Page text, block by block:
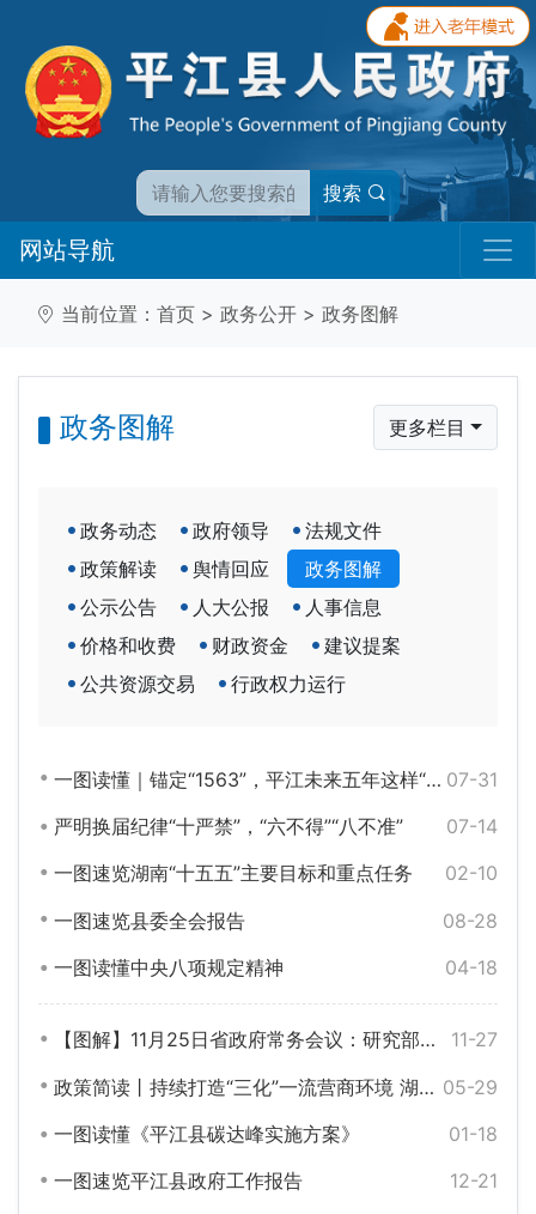
搜索
网站导航
当前位置： 首页 > 政务公开 > 政务图解
政务图解 更多栏目
政务动态 政府领导
法规文件
政策解读
舆情回应
政务图解
公示公告
人大公报
人事信息
价格和收费
财政资金
建议提案
公共资源交易
行政权力运行
07-31
一图读懂｜锚定“1563”，平江未来五年这样“起笔”
07-14
严明换届纪律“十严禁”，“六不得”“八不准”
02-10
一图速览湖南“十五五”主要目标和重点任务
08-28
一图速览县委全会报告
04-18
一图读懂中央八项规定精神
11-27
【图解】11月25日省政府常务会议：研究部署《政府工作报告》起草、经济社会发展全面绿色转型、“校友回湘”等
05-29
政策简读丨持续打造“三化”一流营商环境 湖南下大功夫
01-18
一图读懂《平江县碳达峰实施方案》
12-21
一图速览平江县政府工作报告